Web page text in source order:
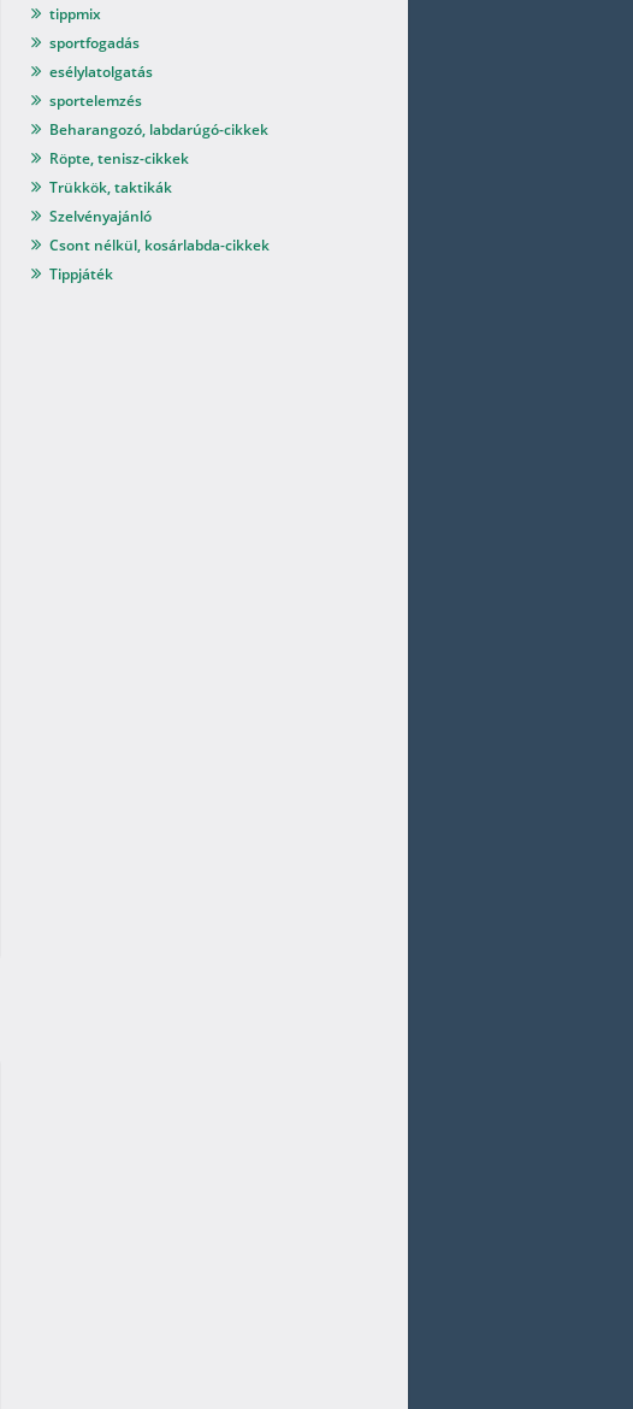
tippmix
sportfogadás
esélylatolgatás
sportelemzés
Beharangozó, labdarúgó-cikkek
Röpte, tenisz-cikkek
Trükkök, taktikák
Szelvényajánló
Csont nélkül, kosárlabda-cikkek
Tippjáték